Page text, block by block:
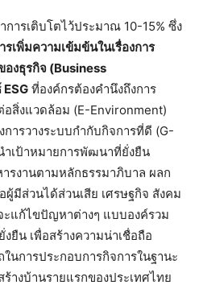
ารเติบโตไว้ประมาณ 10-15% ซึ่ง
เพิ่มความเข้มข้นในเรื่องการ
งธุรกิจ (Business
ที่องค์กรต้องคำนึงถึงการ
สิ่งแวดล้อม (E-Environment)
ารวางระบบกำกับกิจการที่ดี (G-
เป้าหมายการพัฒนาที่ยั่งยืน
รงานตามหลักธรรมาภิบาล ผลก
ผู้มีส่วนได้ส่วนเสีย เศรษฐกิจ สังคม
แก้ไขปัญหาต่างๆ แบบองค์รวม
ยืน เพื่อสร้างความน่าเชื่อถือ
นการประกอบการกิจการในฐานะ
างบ้านรายแรกของประเทศไทย